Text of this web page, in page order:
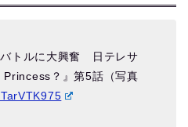
トルに大興奮 日テレサ
？』第5話（写真